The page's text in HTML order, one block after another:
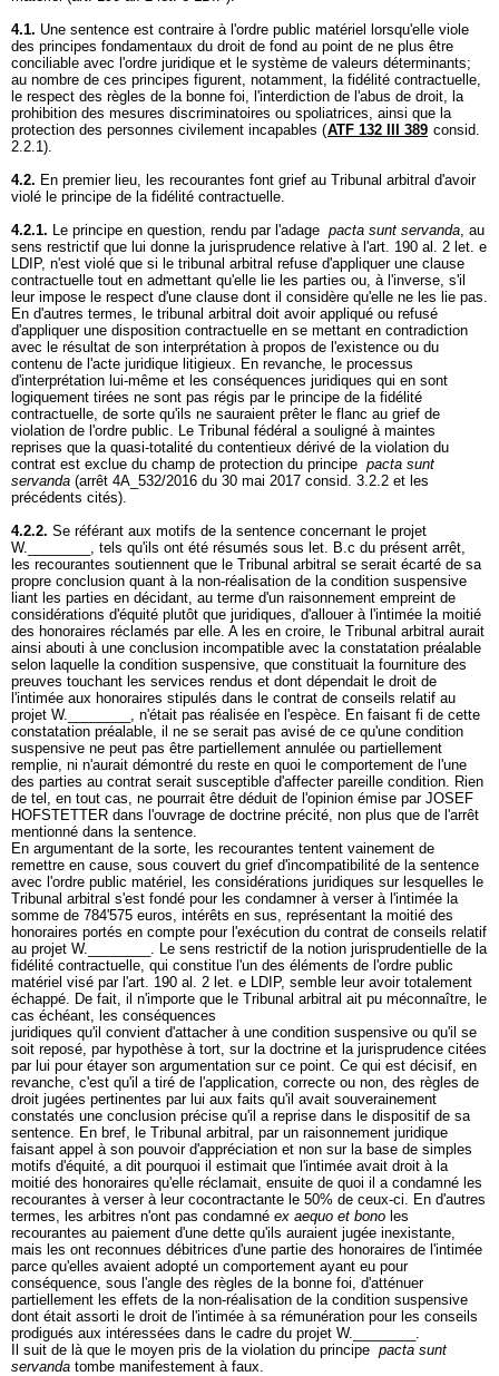
4.1. Une sentence est contraire à l'ordre public matériel lorsqu'elle viole
des principes fondamentaux du droit de fond au point de ne plus être
conciliable avec l'ordre juridique et le système de valeurs déterminants;
au nombre de ces principes figurent, notamment, la fidélité contractuelle,
le respect des règles de la bonne foi, l'interdiction de l'abus de droit, la
prohibition des mesures discriminatoires ou spoliatrices, ainsi que la
protection des personnes civilement incapables (ATF 132 III 389 consid.
2.2.1).
4.2. En premier lieu, les recourantes font grief au Tribunal arbitral d'avoir
violé le principe de la fidélité contractuelle.
4.2.1. Le principe en question, rendu par l'adage pacta sunt servanda, au
sens restrictif que lui donne la jurisprudence relative à l'art. 190 al. 2 let. e
LDIP, n'est violé que si le tribunal arbitral refuse d'appliquer une clause
contractuelle tout en admettant qu'elle lie les parties ou, à l'inverse, s'il
leur impose le respect d'une clause dont il considère qu'elle ne les lie pas.
En d'autres termes, le tribunal arbitral doit avoir appliqué ou refusé
d'appliquer une disposition contractuelle en se mettant en contradiction
avec le résultat de son interprétation à propos de l'existence ou du
contenu de l'acte juridique litigieux. En revanche, le processus
d'interprétation lui-même et les conséquences juridiques qui en sont
logiquement tirées ne sont pas régis par le principe de la fidélité
contractuelle, de sorte qu'ils ne sauraient prêter le flanc au grief de
violation de l'ordre public. Le Tribunal fédéral a souligné à maintes
reprises que la quasi-totalité du contentieux dérivé de la violation du
contrat est exclue du champ de protection du principe pacta sunt
servanda (arrêt 4A_532/2016 du 30 mai 2017 consid. 3.2.2 et les
précédents cités).
4.2.2. Se référant aux motifs de la sentence concernant le projet
W.________, tels qu'ils ont été résumés sous let. B.c du présent arrêt,
les recourantes soutiennent que le Tribunal arbitral se serait écarté de sa
propre conclusion quant à la non-réalisation de la condition suspensive
liant les parties en décidant, au terme d'un raisonnement empreint de
considérations d'équité plutôt que juridiques, d'allouer à l'intimée la moitié
des honoraires réclamés par elle. A les en croire, le Tribunal arbitral aurait
ainsi abouti à une conclusion incompatible avec la constatation préalable
selon laquelle la condition suspensive, que constituait la fourniture des
preuves touchant les services rendus et dont dépendait le droit de
l'intimée aux honoraires stipulés dans le contrat de conseils relatif au
projet W.________, n'était pas réalisée en l'espèce. En faisant fi de cette
constatation préalable, il ne se serait pas avisé de ce qu'une condition
suspensive ne peut pas être partiellement annulée ou partiellement
remplie, ni n'aurait démontré du reste en quoi le comportement de l'une
des parties au contrat serait susceptible d'affecter pareille condition. Rien
de tel, en tout cas, ne pourrait être déduit de l'opinion émise par JOSEF
HOFSTETTER dans l'ouvrage de doctrine précité, non plus que de l'arrêt
mentionné dans la sentence.
En argumentant de la sorte, les recourantes tentent vainement de
remettre en cause, sous couvert du grief d'incompatibilité de la sentence
avec l'ordre public matériel, les considérations juridiques sur lesquelles le
Tribunal arbitral s'est fondé pour les condamner à verser à l'intimée la
somme de 784'575 euros, intérêts en sus, représentant la moitié des
honoraires portés en compte pour l'exécution du contrat de conseils relatif
au projet W.________. Le sens restrictif de la notion jurisprudentielle de la
fidélité contractuelle, qui constitue l'un des éléments de l'ordre public
matériel visé par l'art. 190 al. 2 let. e LDIP, semble leur avoir totalement
échappé. De fait, il n'importe que le Tribunal arbitral ait pu méconnaître, le
cas échéant, les conséquences
juridiques qu'il convient d'attacher à une condition suspensive ou qu'il se
soit reposé, par hypothèse à tort, sur la doctrine et la jurisprudence citées
par lui pour étayer son argumentation sur ce point. Ce qui est décisif, en
revanche, c'est qu'il a tiré de l'application, correcte ou non, des règles de
droit jugées pertinentes par lui aux faits qu'il avait souverainement
constatés une conclusion précise qu'il a reprise dans le dispositif de sa
sentence. En bref, le Tribunal arbitral, par un raisonnement juridique
faisant appel à son pouvoir d'appréciation et non sur la base de simples
motifs d'équité, a dit pourquoi il estimait que l'intimée avait droit à la
moitié des honoraires qu'elle réclamait, ensuite de quoi il a condamné les
recourantes à verser à leur cocontractante le 50% de ceux-ci. En d'autres
termes, les arbitres n'ont pas condamné ex aequo et bono les
recourantes au paiement d'une dette qu'ils auraient jugée inexistante,
mais les ont reconnues débitrices d'une partie des honoraires de l'intimée
parce qu'elles avaient adopté un comportement ayant eu pour
conséquence, sous l'angle des règles de la bonne foi, d'atténuer
partiellement les effets de la non-réalisation de la condition suspensive
dont était assorti le droit de l'intimée à sa rémunération pour les conseils
prodigués aux intéressées dans le cadre du projet W.________.
Il suit de là que le moyen pris de la violation du principe pacta sunt
servanda tombe manifestement à faux.